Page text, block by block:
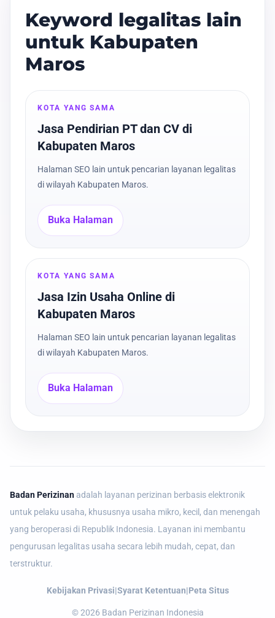
Keyword legalitas lain
untuk Kabupaten
Maros
KOTA YANG SAMA
Jasa Pendirian PT dan CV di
Kabupaten Maros
Halaman SEO lain untuk pencarian layanan legalitas
di wilayah Kabupaten Maros.
Buka Halaman
KOTA YANG SAMA
Jasa Izin Usaha Online di
Kabupaten Maros
Halaman SEO lain untuk pencarian layanan legalitas
di wilayah Kabupaten Maros.
Buka Halaman
Badan Perizinan adalah layanan perizinan berbasis elektronik
untuk pelaku usaha, khususnya usaha mikro, kecil, dan menengah
yang beroperasi di Republik Indonesia. Layanan ini membantu
pengurusan legalitas usaha secara lebih mudah, cepat, dan
terstruktur.
Kebijakan Privasi|Syarat Ketentuan|Peta Situs
©2026 Badan Perizinan Indonesia